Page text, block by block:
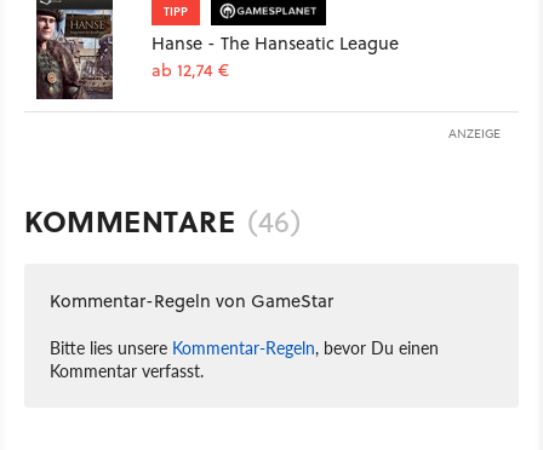
TIPP
Hanse - The Hanseatic League
ab 12,74 €
ANZEIGE
KOMMENTARE (46)
Kommentar-Regeln von GameStar
Bitte lies unsere Kommentar-Regeln, bevor Du einen
Kommentar verfasst.